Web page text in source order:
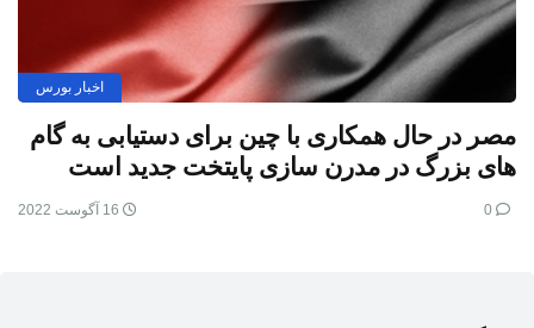
اخبار بورس
مصر در حال همکاری با چین برای دستیابی به گام
های بزرگ در مدرن سازی پایتخت جدید است